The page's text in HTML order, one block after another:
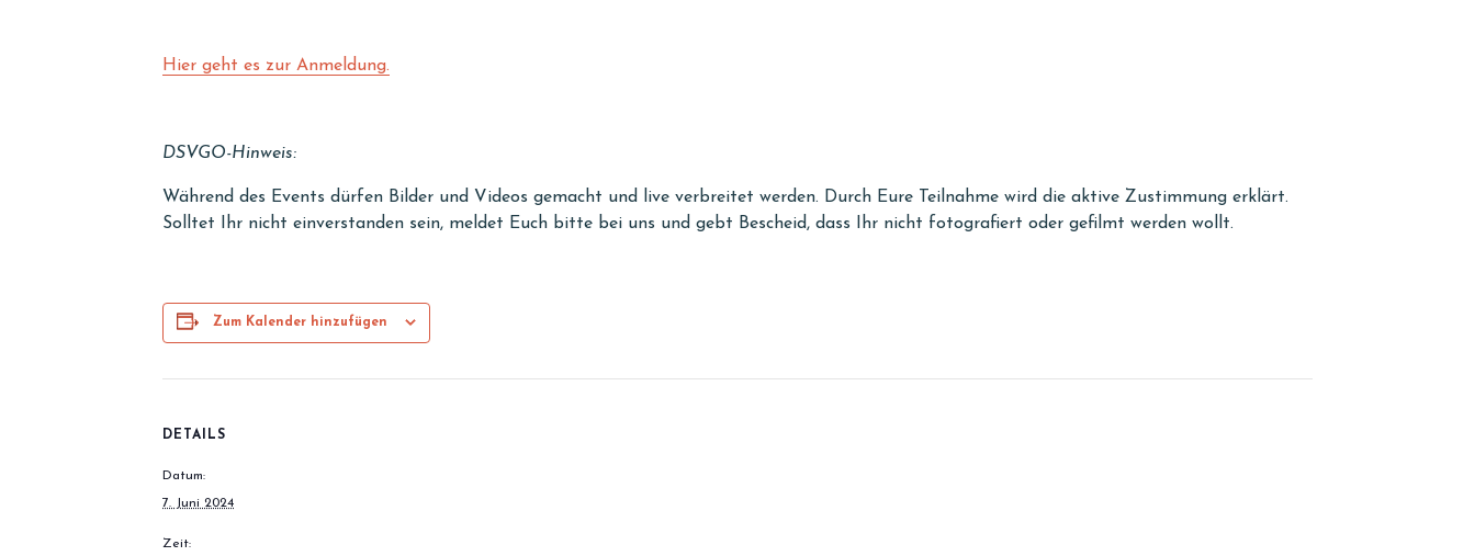
Hier geht es zur Anmeldung.
DSVGO-Hinweis:
Während des Events dürfen Bilder und Videos gemacht und live verbreitet werden. Durch Eure Teilnahme wird die aktive Zustimmung erklärt.
Solltet Ihr nicht einverstanden sein, meldet Euch bitte bei uns und gebt Bescheid, dass Ihr nicht fotografiert oder gefilmt werden wollt.
Zum Kalender hinzufügen
DETAILS
Datum:
7. Juni 2024
Zeit: